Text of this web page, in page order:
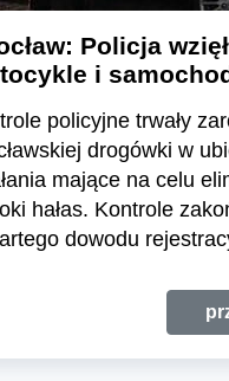
Policja
i
policyjne trwały
drogówki w
mające na celu
hałas. Kontrole
dowodu